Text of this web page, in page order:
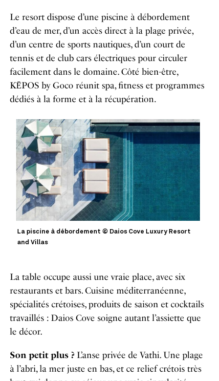
Le resort dispose d’une piscine à débordement
d’eau de mer, d’un accès direct à la plage privée,
d’un centre de sports nautiques, d’un court de
tennis et de club cars électriques pour circuler
facilement dans le domaine. Côté bien-être,
KĒPOS by Goco réunit spa, fitness et programmes
dédiés à la forme et à la récupération.
La piscine à débordement © Daios Cove Luxury Resort
and Villas
La table occupe aussi une vraie place, avec six
restaurants et bars. Cuisine méditerranéenne,
spécialités crétoises, produits de saison et cocktails
travaillés : Daios Cove soigne autant l’assiette que
le décor.
Son petit plus ? L’anse privée de Vathi. Une plage
à l’abri, la mer juste en bas, et ce relief crétois très